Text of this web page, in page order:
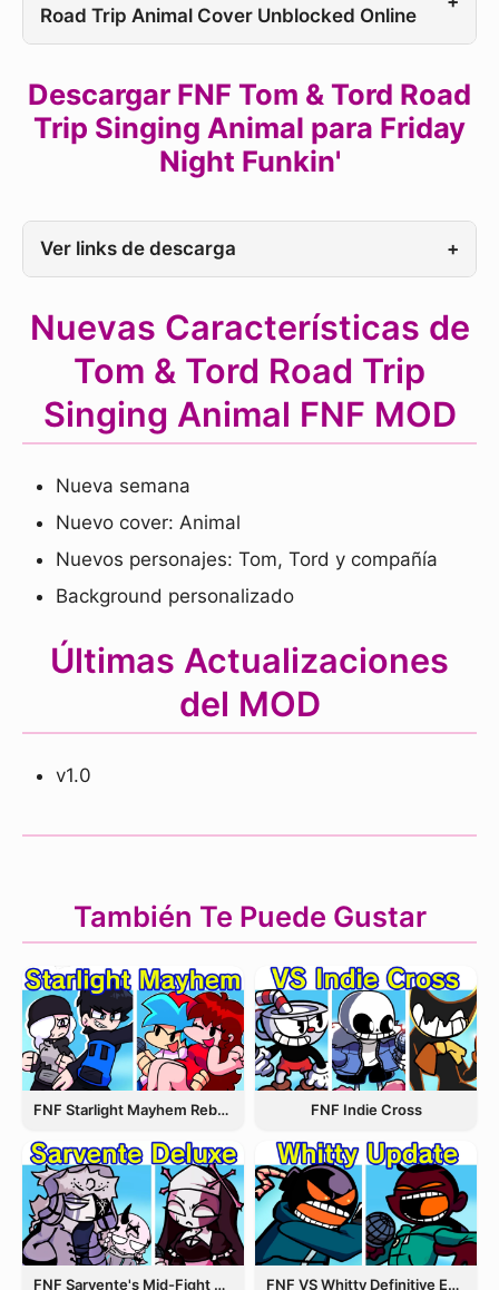
Road Trip Animal Cover Unblocked Online
Descargar FNF Tom & Tord Road
Trip Singing Animal para Friday
Night Funkin'
Ver links de descarga +
Nuevas Características de
Tom & Tord Road Trip
Singing Animal FNF MOD
Nueva semana
Nuevo cover: Animal
Nuevos personajes: Tom, Tord y compañía
Background personalizado
Últimas Actualizaciones
del MOD
v1.0
También Te Puede Gustar
FNF Starlight Mayhem Rebooted FNF Indie Cross
FNF Sarvente's Mid-Fight Masses FNF VS Whitty Definitive Edition